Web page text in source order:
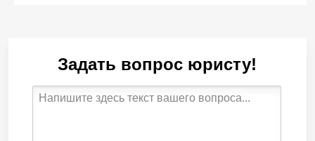
Задать вопрос юристу!